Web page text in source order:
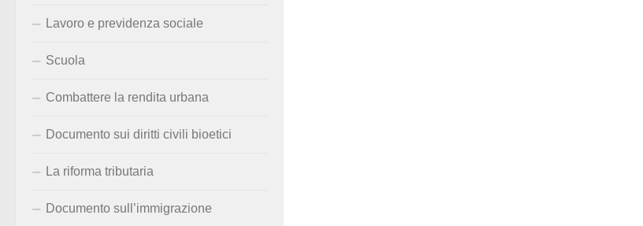
Lavoro e previdenza sociale
Scuola
Combattere la rendita urbana
Documento sui diritti civili bioetici
La riforma tributaria
Documento sull’immigrazione